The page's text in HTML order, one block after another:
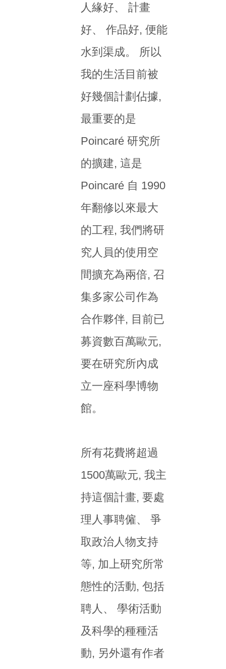
人緣好、 計畫
好、 作品好, 便能
水到渠成。 所以
我的生活目前被
好幾個計劃佔據,
最重要的是
Poincaré 研究所
的擴建, 這是
Poincaré 自 1990
年翻修以來最大
的工程, 我們將研
究人員的使用空
間擴充為兩倍, 召
集多家公司作為
合作夥伴, 目前已
募資數百萬歐元,
要在研究所內成
立一座科學博物
館。
所有花費將超過
1500萬歐元, 我主
持這個計畫, 要處
理人事聘僱、 爭
取政治人物支持
等, 加上研究所常
態性的活動, 包括
聘人、 學術活動
及科學的種種活
動, 另外還有作者